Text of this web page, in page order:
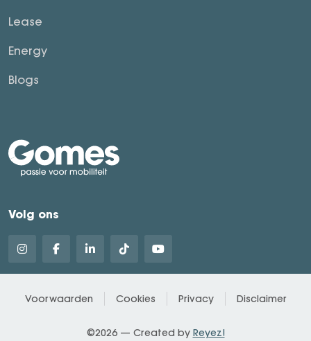
Lease
Energy
Blogs
Volg ons
Voorwaarden Cookies Privacy Disclaimer
©2026 — Created by Reyez!